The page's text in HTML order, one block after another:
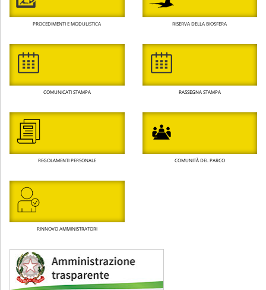
PROCEDIMENTI E MODULISTICA RISERVA DELLA BIOSFERA
COMUNICATI STAMPA RASSEGNA STAMPA
REGOLAMENTI PERSONALE COMUNITÀ DEL PARCO
RINNOVO AMMINISTRATORI